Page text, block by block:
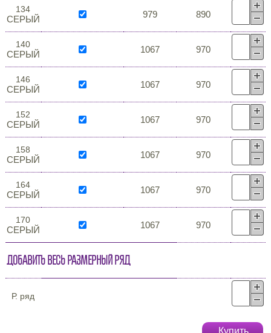
134
СЕРЫЙ 979 890
140
СЕРЫЙ 1067 970
146
СЕРЫЙ 1067 970
152
СЕРЫЙ 1067 970
158
СЕРЫЙ 1067 970
164
СЕРЫЙ 1067 970
170
СЕРЫЙ 1067 970
Добавить весь размерный ряд
Р. ряд
Купить